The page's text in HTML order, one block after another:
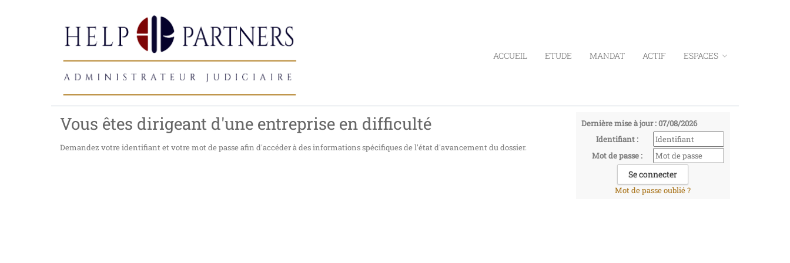
ACCUEIL ETUDE MANDAT ACTIF ESPACES
Dernière mise à jour : 07/08/2026
Identifiant :
Mot de passe :
Mot de passe oublié ?
Vous êtes dirigeant d'une entreprise en difficulté
Demandez votre identifiant et votre mot de passe afin d'accéder à des informations spécifiques de l'état d'avancement du dossier.